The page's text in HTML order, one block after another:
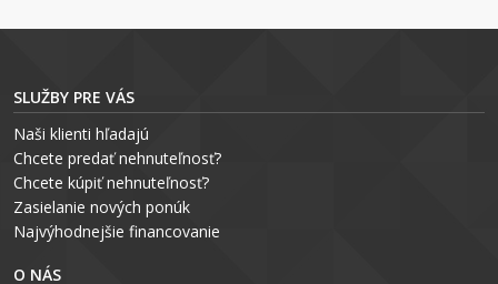
SLUŽBY PRE VÁS
Naši klienti hľadajú
Chcete predať nehnuteľnosť?
Chcete kúpiť nehnuteľnosť?
Zasielanie nových ponúk
Najvýhodnejšie financovanie
O NÁS